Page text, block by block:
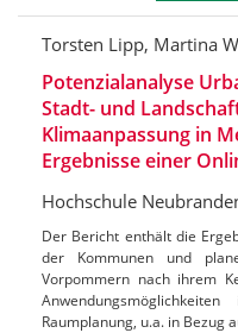
Torsten Lipp, Martina
Potenzialanalyse
Stadt- und
Klimaanpassung in
Ergebnisse einer
Hochschule
Der Bericht enthält die
der Kommunen und
Vorpommern nach ihrem
Raumplanung, u.a. in Bezug